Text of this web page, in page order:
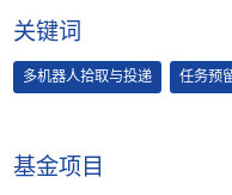
关键词
多机器人拾取与投递 任务预
基金项目